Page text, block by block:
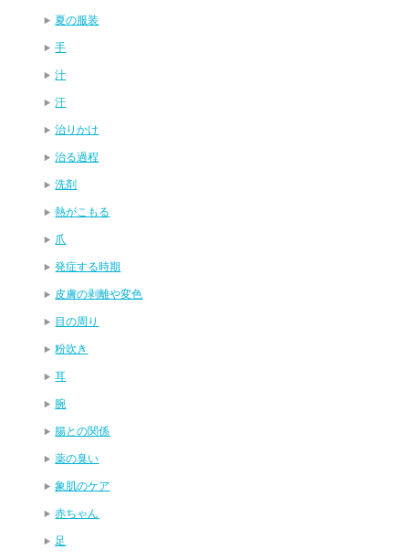
夏の服装
手
汁
汗
治りかけ
治る過程
洗剤
熱がこもる
爪
発症する時期
皮膚の剥離や変色
目の周り
粉吹き
耳
腕
腸との関係
薬の臭い
象肌のケア
赤ちゃん
足